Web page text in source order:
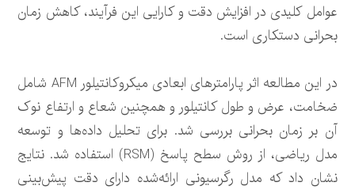
عوامل کلیدی در افزایش دقت و کارایی این فرآیند، کاهش زمان
بحرانی دستکاری است.
در این مطالعه اثر پارامترهای ابعادی میکروکانتیلور AFM شامل
ضخامت، عرض و طول کانتیلور و همچنین شعاع و ارتفاع نوک
آن بر زمان بحرانی بررسی شد. برای تحلیل داده‌ها و توسعه
مدل ریاضی، از روش سطح پاسخ (RSM) استفاده شد. نتایج
نشان داد که مدل رگرسیونی ارائه‌شده دارای دقت پیش‌بینی